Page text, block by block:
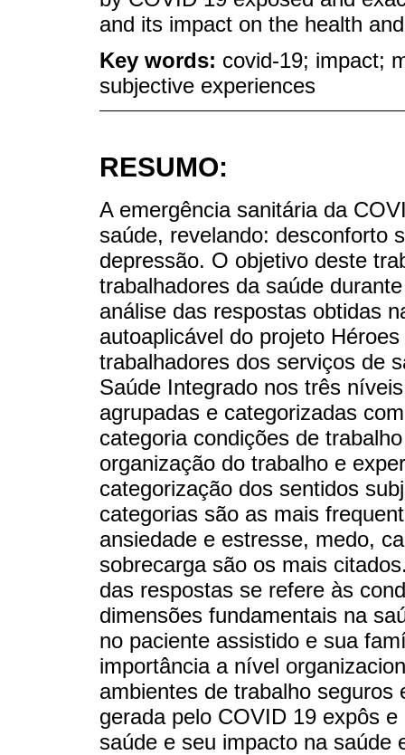
and its impact on the health
Key words: covid-19; impact;
subjective experiences
RESUMO:
A emergência sanitária da
saúde, revelando: desconforto
depressão. O objetivo deste
trabalhadores da saúde
análise das respostas obtidas
autoaplicável do projeto
trabalhadores dos serviços de
Saúde Integrado nos três
agrupadas e categorizadas
categoria condições de
organização do trabalho e
categorização dos sentidos
categorias são as mais
ansiedade e estresse, medo,
sobrecarga são os mais
das respostas se refere às
dimensões fundamentais na
no paciente assistido e sua
importância a nível
ambientes de trabalho seguros
gerada pelo COVID 19 expôs
saúde e seu impacto na saúde